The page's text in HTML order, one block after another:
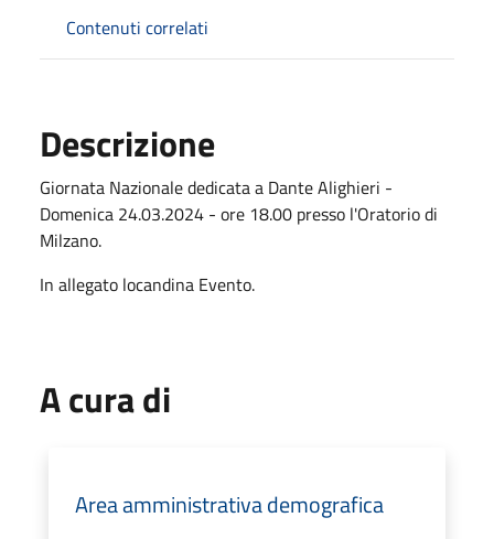
Contenuti correlati
Descrizione
Giornata Nazionale dedicata a Dante Alighieri -
Domenica 24.03.2024 - ore 18.00 presso l'Oratorio di
Milzano.
In allegato locandina Evento.
A cura di
Area amministrativa demografica